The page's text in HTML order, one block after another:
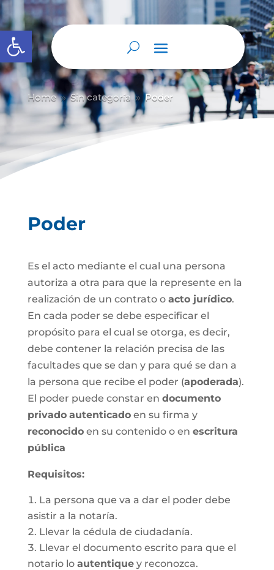
Abrir barra de herramientas
Home 9 Sin categoría 9 Poder
Poder
Es el acto mediante el cual una persona
autoriza a otra para que la represente en la
realización de un contrato o acto jurídico.
En cada poder se debe especificar el
propósito para el cual se otorga, es decir,
debe contener la relación precisa de las
facultades que se dan y para qué se dan a
la persona que recibe el poder (apoderada).
El poder puede constar en documento
privado autenticadoen su firma y
reconocidoen su contenido o en escritura
pública
Requisitos:
La persona que va a dar el poder debe
asistir a la notaría.
Llevar la cédula de ciudadanía.
Llevar el documento escrito para que el
notario lo autentiquey reconozca.